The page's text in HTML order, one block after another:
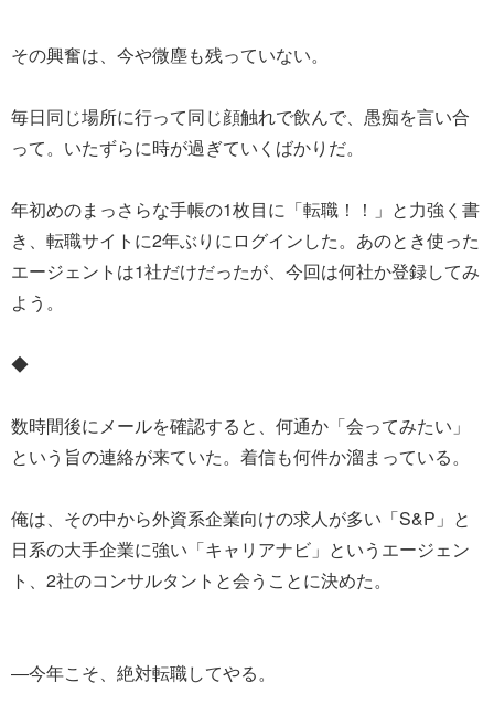
その興奮は、今や微塵も残っていない。
毎日同じ場所に行って同じ顔触れで飲んで、愚痴を言い合
って。いたずらに時が過ぎていくばかりだ。
年初めのまっさらな手帳の1枚目に「転職！！」と力強く書
き、転職サイトに2年ぶりにログインした。あのとき使った
エージェントは1社だけだったが、今回は何社か登録してみ
よう。
◆
数時間後にメールを確認すると、何通か「会ってみたい」
という旨の連絡が来ていた。着信も何件か溜まっている。
俺は、その中から外資系企業向けの求人が多い「S&P」と
日系の大手企業に強い「キャリアナビ」というエージェン
ト、2社のコンサルタントと会うことに決めた。
―今年こそ、絶対転職してやる。